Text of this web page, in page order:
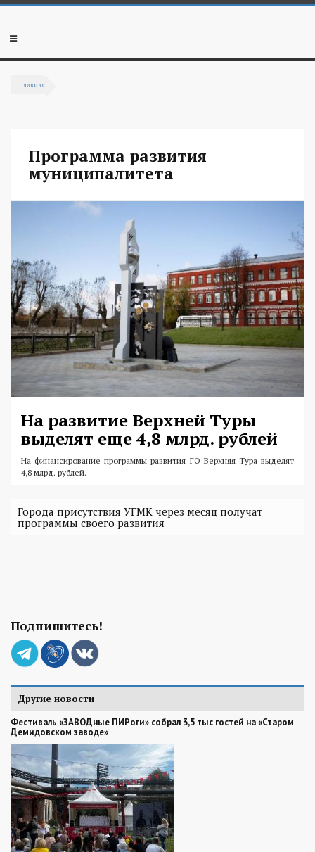
Перейти к основному содержанию
Мобильное
Главная
Программа развития
муниципалитета
На развитие Верхней Туры
выделят еще 4,8 млрд. рублей
На финансирование программы развития ГО Верхняя Тура выделят
4,8 млрд. рублей.
Города присутствия УГМК через месяц получат
программы своего развития
Подпишитесь!
Другие новости
Фестиваль «ЗАВОДные ПИРоги» собрал 3,5 тыс гостей на «Старом
Демидовском заводе»